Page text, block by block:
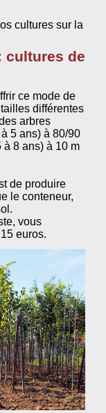
cultures sur la
cultures de
ce mode de
différentes
arbres
5 ans) à 80/90
à 8 ans) à 10 m
de produire
le conteneur,
vous
euros.